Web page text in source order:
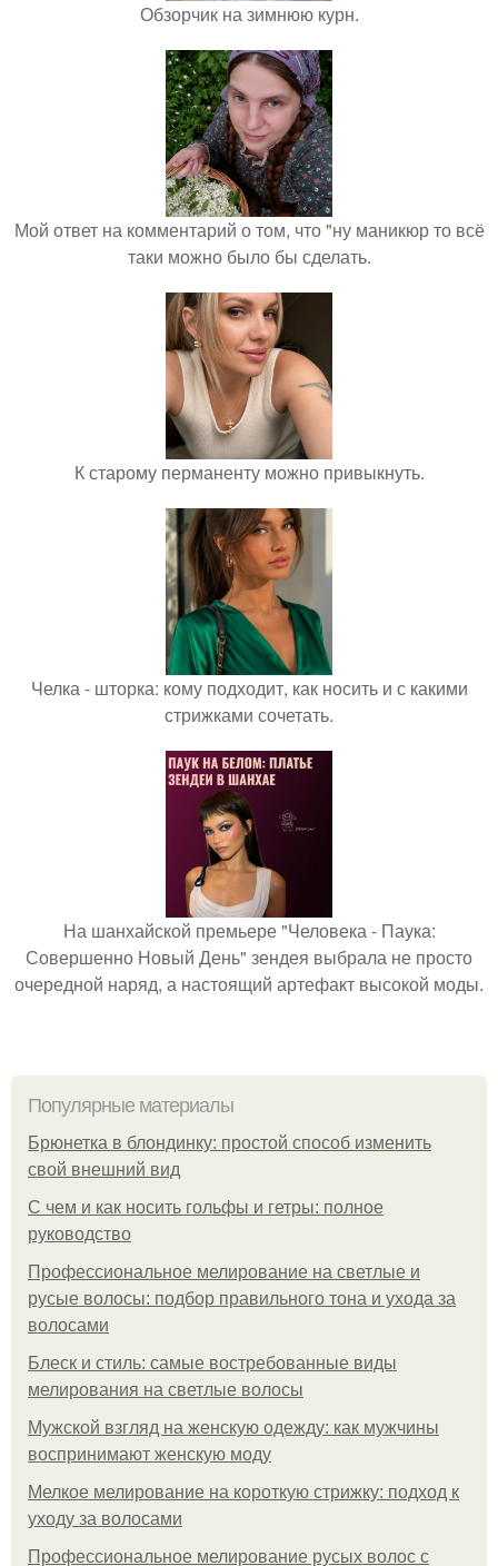
Обзорчик на зимнюю курн.
Мой ответ на комментарий о том, что "ну маникюр то всё
таки можно было бы сделать.
К старому перманенту можно привыкнуть.
Челка - шторка: кому подходит, как носить и с какими
стрижками сочетать.
На шанхайской премьере "Человека - Паука:
Совершенно Новый День" зендея выбрала не просто
очередной наряд, а настоящий артефакт высокой моды.
Популярные материалы
Брюнетка в блондинку: простой способ изменить
свой внешний вид
С чем и как носить гольфы и гетры: полное
руководство
Профессиональное мелирование на светлые и
русые волосы: подбор правильного тона и ухода за
волосами
Блеск и стиль: самые востребованные виды
мелирования на светлые волосы
Мужской взгляд на женскую одежду: как мужчины
воспринимают женскую моду
Мелкое мелирование на короткую стрижку: подход к
уходу за волосами
Профессиональное мелирование русых волос с